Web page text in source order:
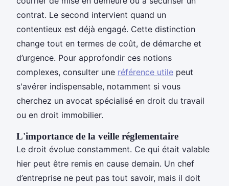
contrat. Le second intervient quand un
contentieux est déjà engagé. Cette distinction
change tout en termes de coût, de démarche et
d’urgence. Pour approfondir ces notions
complexes, consulter une référence utile peut
s'avérer indispensable, notamment si vous
cherchez un avocat spécialisé en droit du travail
ou en droit immobilier.
L'importance de la veille réglementaire
Le droit évolue constamment. Ce qui était valable
hier peut être remis en cause demain. Un chef
d’entreprise ne peut pas tout savoir, mais il doit